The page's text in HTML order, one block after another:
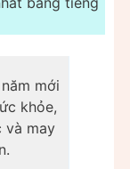
mới
khỏe,
và may